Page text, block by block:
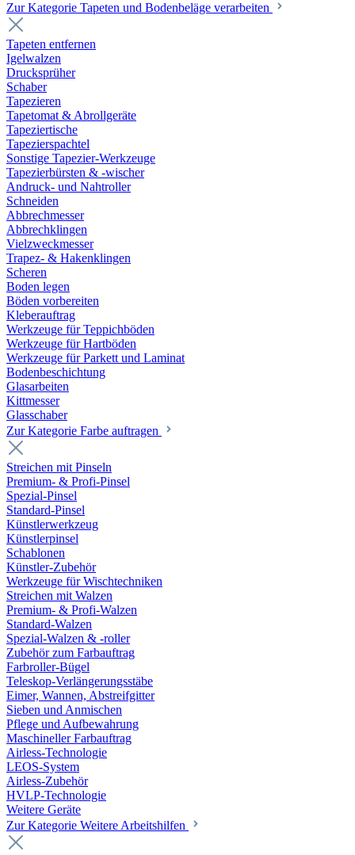
Zur Kategorie Tapeten und Bodenbeläge verarbeiten
Tapeten entfernen
Igelwalzen
Drucksprüher
Schaber
Tapezieren
Tapetomat & Abrollgeräte
Tapeziertische
Tapezierspachtel
Sonstige Tapezier-Werkzeuge
Tapezierbürsten & -wischer
Andruck- und Nahtroller
Schneiden
Abbrechmesser
Abbrechklingen
Vielzweckmesser
Trapez- & Hakenklingen
Scheren
Boden legen
Böden vorbereiten
Kleberauftrag
Werkzeuge für Teppichböden
Werkzeuge für Hartböden
Werkzeuge für Parkett und Laminat
Bodenbeschichtung
Glasarbeiten
Kittmesser
Glasschaber
Zur Kategorie Farbe auftragen
Streichen mit Pinseln
Premium- & Profi-Pinsel
Spezial-Pinsel
Standard-Pinsel
Künstlerwerkzeug
Künstlerpinsel
Schablonen
Künstler-Zubehör
Werkzeuge für Wischtechniken
Streichen mit Walzen
Premium- & Profi-Walzen
Standard-Walzen
Spezial-Walzen & -roller
Zubehör zum Farbauftrag
Farbroller-Bügel
Teleskop-Verlängerungsstäbe
Eimer, Wannen, Abstreifgitter
Sieben und Anmischen
Pflege und Aufbewahrung
Maschineller Farbauftrag
Airless-Technologie
LEOS-System
Airless-Zubehör
HVLP-Technologie
Weitere Geräte
Zur Kategorie Weitere Arbeitshilfen